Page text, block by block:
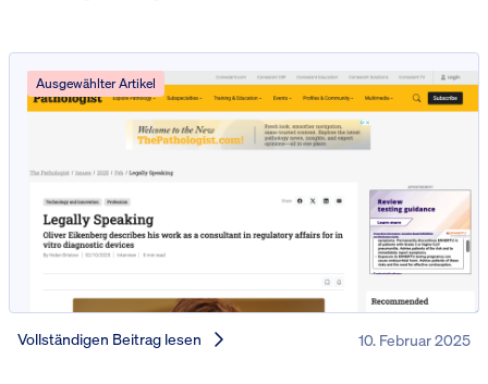
Ausgewählter Artikel
Vollständigen Beitrag lesen 10. Februar 2025